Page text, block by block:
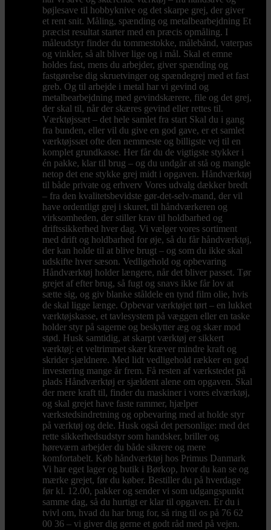
bøjlesave til hobbyknive og det skarpe grej, der giver
et rent snit. Måling, spænding og metalbearbejdning Et
præcist resultat starter med en præcis opmåling. I
måleudstyr finder du tommestokke, målebånd, vaterpas
og vinkler, så alt bliver lige og i mål. Skal et emne
holdes fast, mens du arbejder, giver spænding og
fastgørelse dig skruetvinger og spændegrej med et fast
greb. Og til arbejde i metal har vi gevind og
metalbearbejdning med gevindskærere, file og det grej,
der skal til, når der skæres gevind eller rettes til.
Værktøjssæt – det hele samlet fra start Skal du i gang
fra bunden, eller vil du give en god gave, er et samlet
værktøjssæt ofte den nemmeste og billigste vej til en
komplet grundkasse. Her får du de vigtigste stykker i
én pakke, klar til brug – og du undgår at stå og mangle
netop det ene stykke grej midt i opgaven. Håndværktøj
til både private og erhverv Vores udvalg dækker bredt
– fra den kvalitetsbevidste gør-det-selv-mand, der vil
have ordentligt grej i skuret, til håndværkeren og
virksomheden, der stiller krav til holdbarhed og
driftssikkerhed hver dag. Vi vælger vores sortiment
med drift og holdbarhed for øje, så du får håndværktøj,
der kan holde til at blive brugt – og som du ikke skal
udskifte hver sæson. Vedligehold og opbevaring
Håndværktøj holder længere, når det bliver passet. Tør
grejet af efter brug, så fugt og snavs ikke får lov at
sætte sig, og giv blanke ståldele en tynd film olie, hvis
de skal ligge længe. Opbevar værktøjet tørt – en lukket
værktøjskasse, et tavlesystem på væggen eller en taske
holder styr på sagerne og beskytter æg og skær mod
stød. Husk samtidig, at skarpt værktøj er sikkert
værktøj: et veltrimmet skær kræver mindre kraft og
skrider sjældnere. Med lidt vedligehold rækker en god
investering mange år frem. Få resten af værkstedet på
plads Håndværktøj er sjældent alene om opgaven. Skal
der mere kraft til, finder du maskiner i vores elværktøj,
og skal grejet have faste rammer, hjælper
værkstedsindretning og opbevaring med at holde styr
på værktøj og dele. Husk også det personlige: med det
rette sikkerhedsudstyr som handsker, briller og
høreværn arbejder du både sikrere og mere
komfortabelt. Køb håndværktøj hos Primus Danmark
Vi har eget lager og butik i Børkop, hvor du kan se og
mærke grejet, før du køber. Bestiller du på hverdage
før kl. 12.00, pakker og sender vi som udgangspunkt
samme dag, så du hurtigt er klar til opgaven. Er du i
tvivl om, hvad du har brug for, så ring til os på 76 62
00 36 – vi giver dig gerne et godt råd med på vejen.